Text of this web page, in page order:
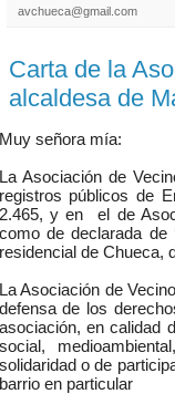
avchueca@gmail.com
Carta de la
alcaldesa de
Muy señora mía:
La Asociación de
registros públicos de
2.465, y en el de
como de declarada de
residencial de Chueca,
La Asociación de
defensa de los
asociación, en calidad
social,
solidaridad o de
barrio en particular